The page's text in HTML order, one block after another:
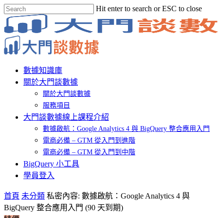
Skip
to
main
content
Hit enter to search or ESC to close
Close
Search
Menu
數據知識庫
關於大門談數據
關於大門談數據
服務項目
大門談數據線上課程介紹
數據啟航：Google Analytics 4 與 BigQuery 整合應用入門
電商必備 – GTM 從入門到進階
電商必備 – GTM 從入門到中階
BigQuery 小工具
學員登入
首頁 未分類 私密內容: 數據啟航：Google Analytics 4 與
BigQuery 整合應用入門 (90 天到期)